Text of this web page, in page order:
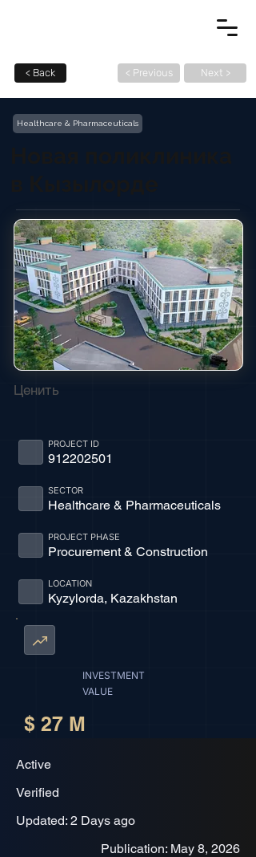
< Back < Previous Next >
Healthcare & Pharmaceuticals
Ценить
912202501
PROJECT ID
Healthcare & Pharmaceuticals
SECTOR
Procurement & Construction
PROJECT PHASE
Kyzylorda, Kazakhstan
LOCATION
INVESTMENT
VALUE
$ 27 M
Active
Verified
Updated: 2 Days ago
Publication: May 8, 2026